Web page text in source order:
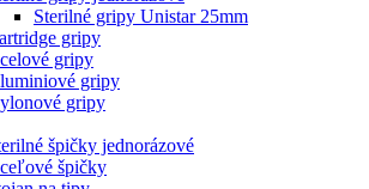
Sterilné gripy Unistar 25mm
gripy
gripy
gripy
gripy
špičky jednorázové
špičky